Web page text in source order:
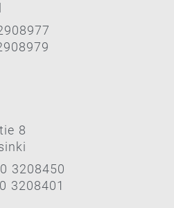
8
3208450
3208401